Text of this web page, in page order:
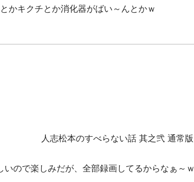
かキクチとか消化器がばい～んとかｗ
人志松本のすべらない話 其之弐 通常版
いので楽しみだが、全部録画してるからなぁ～ｗ